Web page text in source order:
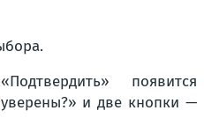
появится
и две кнопки —